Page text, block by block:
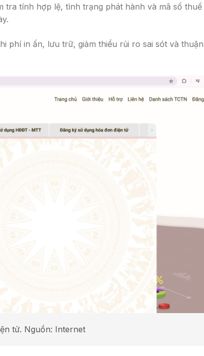
tra tính hợp lệ, tình trạng phát hành và mã số thuế
phí in ấn, lưu trữ, giảm thiểu rủi ro sai sót và thuận
tử. Nguồn: Internet